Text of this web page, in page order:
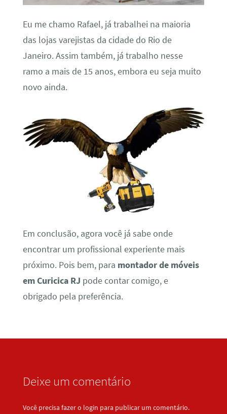
Eu me chamo Rafael, já trabalhei na maioria
das lojas varejistas da cidade do Rio de
Janeiro. Assim também, já trabalho nesse
ramo a mais de 15 anos, embora eu seja muito
novo ainda.
Em conclusão, agora você já sabe onde
encontrar um profissional experiente mais
próximo. Pois bem, para montador de móveis
em Curicica RJ pode contar comigo, e
obrigado pela preferência.
Deixe um comentário
Você precisa fazer o login para publicar um comentário.